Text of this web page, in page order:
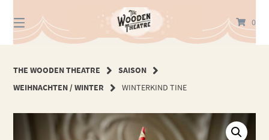
zum
Inhalt
0
THE WOODEN THEATRE
SAISON
WEIHNACHTEN / WINTER
WINTERKIND TINE